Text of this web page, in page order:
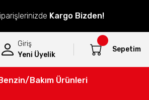
Kargo Bizden!
Giriş
Yeni Üyelik
Sepetim
Bakım Ürünleri